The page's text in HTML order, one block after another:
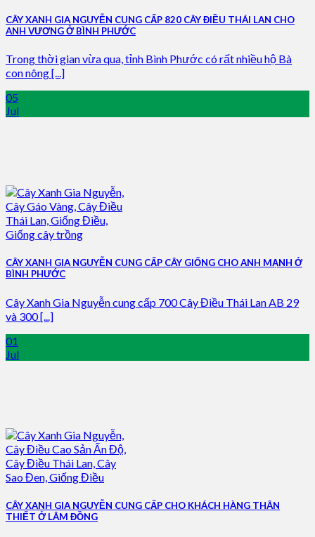
CÂY XANH GIA NGUYỄN CUNG CẤP 820 CÂY ĐIỀU THÁI LAN CHO
ANH VƯƠNG Ở BÌNH PHƯỚC
Trong thời gian vừa qua, tỉnh Bình Phước có rất nhiều hộ Bà
con nông [...]
05
Jul
CÂY XANH GIA NGUYỄN CUNG CẤP CÂY GIỐNG CHO ANH MẠNH Ở
BÌNH PHƯỚC
Cây Xanh Gia Nguyễn cung cấp 700 Cây Điều Thái Lan AB 29
và 300 [...]
01
Jul
CÂY XANH GIA NGUYỄN CUNG CẤP CHO KHÁCH HÀNG THÂN
THIẾT Ở LÂM ĐỒNG